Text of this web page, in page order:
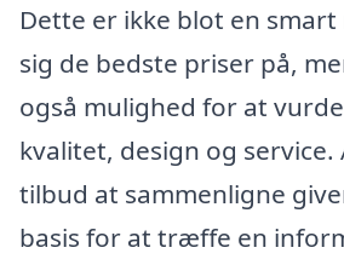
Dette er ikke blot en
sig de bedste priser på,
også mulighed for at
kvalitet, design og service.
tilbud at sammenligne
basis for at træffe en